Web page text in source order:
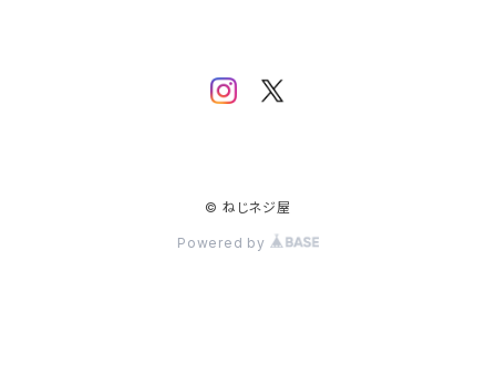
© ねじネジ屋
Powered by